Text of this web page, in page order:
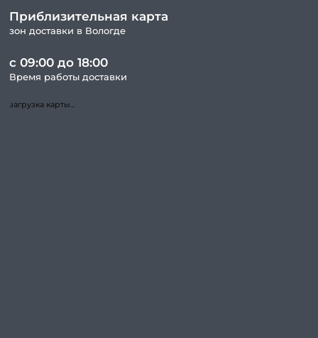
Приблизительная карта
зон доставки в Вологде
с 09:00 до 18:00
Время работы доставки
загрузка карты...